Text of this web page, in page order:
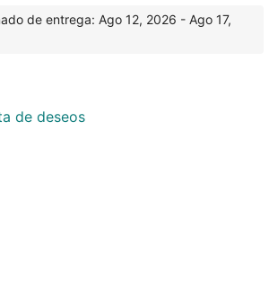
de entrega: Ago 12, 2026 - Ago 17,
de deseos